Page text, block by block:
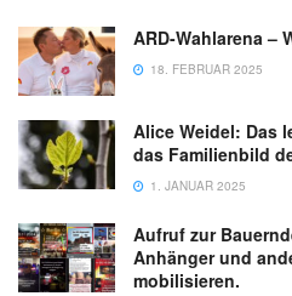
ARD-Wahlarena –
18. FEBRUAR 2025
Alice Weidel: Das
das Familienbild
1. JANUAR 2025
Aufruf zur
Anhänger und
mobilisieren.